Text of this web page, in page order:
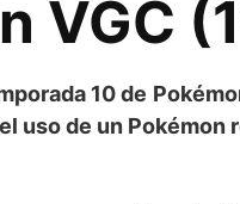
VGC
10 de
uso de un Pokémon